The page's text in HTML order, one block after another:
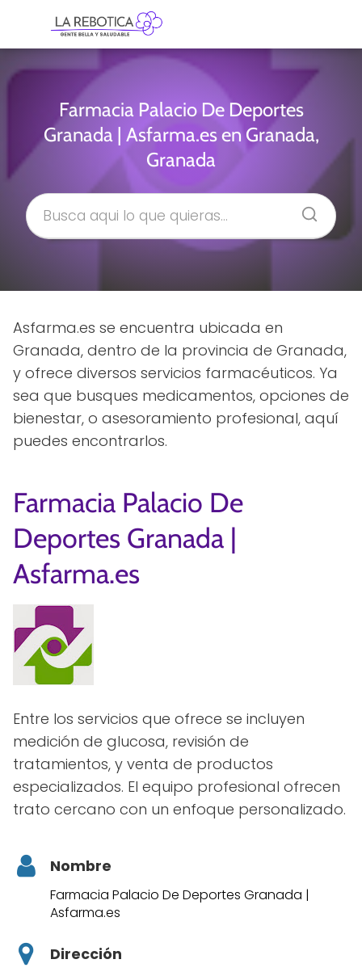
Farmacia Palacio De Deportes
Granada | Asfarma.es en Granada,
Granada
Asfarma.es se encuentra ubicada en
Granada, dentro de la provincia de Granada,
y ofrece diversos servicios farmacéuticos. Ya
sea que busques medicamentos, opciones de
bienestar, o asesoramiento profesional, aquí
puedes encontrarlos.
Farmacia Palacio De
Deportes Granada |
Asfarma.es
Entre los servicios que ofrece se incluyen
medición de glucosa, revisión de
tratamientos, y venta de productos
especializados. El equipo profesional ofrecen
trato cercano con un enfoque personalizado.
Nombre
Farmacia Palacio De Deportes Granada |
Asfarma.es
Dirección